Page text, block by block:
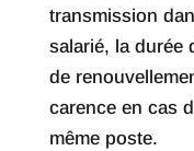
transmission
salarié, la durée
de
carence en cas
même poste.